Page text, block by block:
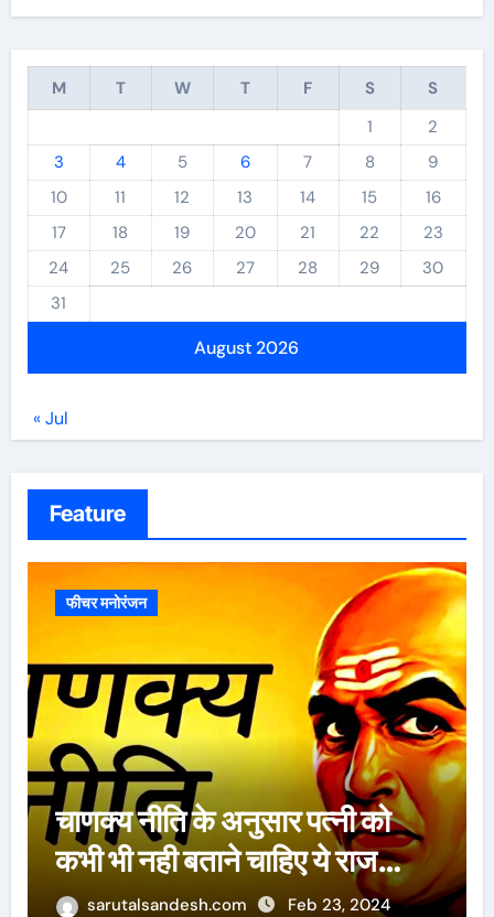
August 2026
M T W T F S
S
1
2
3
4 5 6 7 8
9
10
11 12 13 14 15
16
17
18 19 20 21 22
23
24
25 26 27 28 29
30
31
« Jul
Feature
फीचर मनोरंजन
ऐसे 100 बार मरूंगी, मेरी वजह से
बची लाखों महिलाओं की जान : पूनम
पांडेय
sarutalsandesh.com Feb 23, 2024